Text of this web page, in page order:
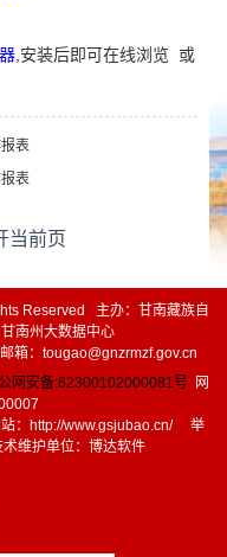
,安装后即可在线浏览 或
表
表
当前页
Reserved 主办：甘南藏族自
南州大数据中心
箱：tougao@gnzrmzf.gov.cn
网安备:62300102000081号网
： http://www.gsjubao.cn/举
维护单位：博达软件